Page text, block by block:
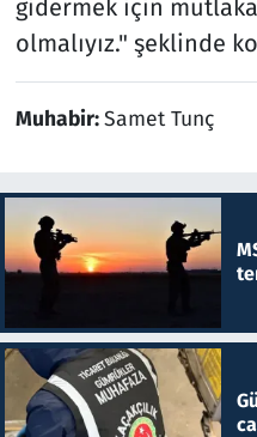
gidermek için
olmalıyız." şeklinde
Muhabir:Samet Tunç